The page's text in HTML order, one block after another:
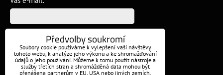
Předvolby soukromí
Soubory cookie používáme k vylepšení vaší návštěvy
tohoto webu, k analýze jeho výkonu a ke shromažďování
údajů o jeho používání. Můžeme k tomu použít nástroje a
služby třetích stran a shromážděná data mohou být
přenášena partnerům v EU, USA nebo jiných zemích.